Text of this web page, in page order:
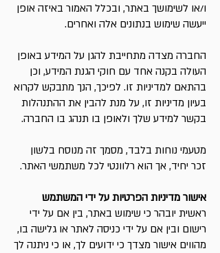
ו/או לשימושך באתר, ובכלל האמור באיזה אופן
ייעשה שימוש בנתונים אלה ואחרים.
החברה מצדה מתחייבת להגן על המידע באופן
העולה בקנה אחד עם חוקי הגנת המידע, וכן
בהתאם למדיניות זו. לפיכך, הנך מתבקש לקרוא
בעיון מדיניות זו, על מנת להבין את ההתנהלות
בקשר למידע שלך ולאופן בו תנהג בו החברה.
מטעמי נוחות בלבד, מסמך זה מנוסח בלשון
זכר יחיד, אך הוא רלוונטי לכל משתמשי האתר.
אישור מדיניות הפרטיות על ידי המשתמש
ראשית יובהר כי שימוש באתר, בין אם על ידי
רישום ובין אם על ידי כניסה לאתר או גלישה בו,
מהווים אישור מצדך כי ידועים לך, או כי ניתנה לך